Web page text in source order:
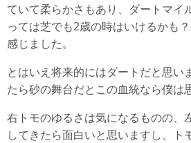
ていて柔らかさもあり、ダートマイ
っては芝でも2歳の時はいけるかも
感じました。
とはいえ将来的にはダートだと思い
たら砂の舞台だとこの血統なら僕は
右トモのゆるさは気になるものの、
してきたら面白いと思いますし、ト